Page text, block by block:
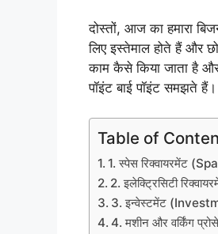
दोस्तों, आज का हमारा
लिए इस्तेमाल होते हैं और
काम कैसे किया जाता है
पॉइंट बाई पॉइंट समझते हैं।
Table of
1. स्पेस रिक्वायरमेंट
2. इलेक्ट्रिसिटी
3. इन्वेस्टमेंट
4. मशीन और वर्किंग